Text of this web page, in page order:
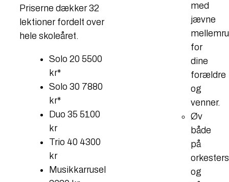
Priserne dækker 32
lektioner fordelt over
hele skoleåret.​
Solo 20 5500
kr*
Solo 30 7880
kr*
Duo 35 5100
kr
Trio 40 4300
kr
Musikkarrusel
med
jævne
for
dine
forældre
og
venner.​
Øv
både
på
og